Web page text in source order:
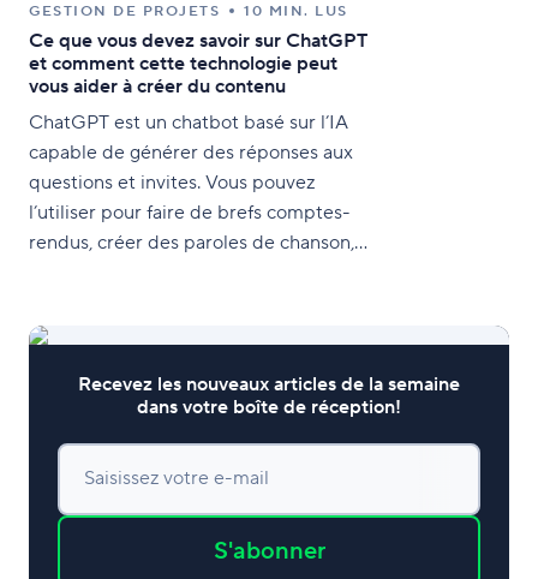
GESTION DE PROJETS 10 MIN. LUS
Ce que vous devez savoir sur ChatGPT
et comment cette technologie peut
vous aider à créer du contenu
ChatGPT est un chatbot basé sur l’IA
capable de générer des réponses aux
questions et invites. Vous pouvez
l’utiliser pour faire de brefs comptes-
rendus, créer des paroles de chanson,
Recevez les nouveaux articles de la semaine
dans votre boîte de réception!
Saisissez votre e-mail
S'abonner